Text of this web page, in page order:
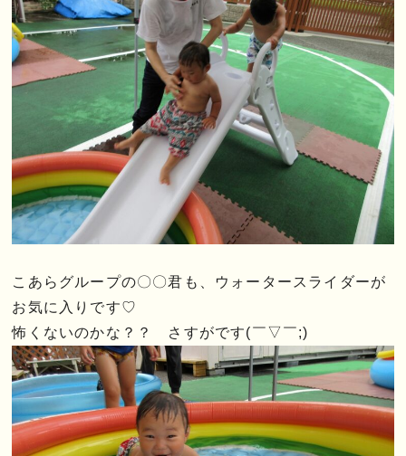
こあらグループの〇〇君も、ウォータースライダーが
お気に入りです♡
怖くないのかな？？ さすがです(￣▽￣;)